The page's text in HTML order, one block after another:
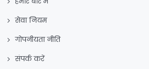
सेवा नियम
गोपनीयता नीति
संपर्क करें